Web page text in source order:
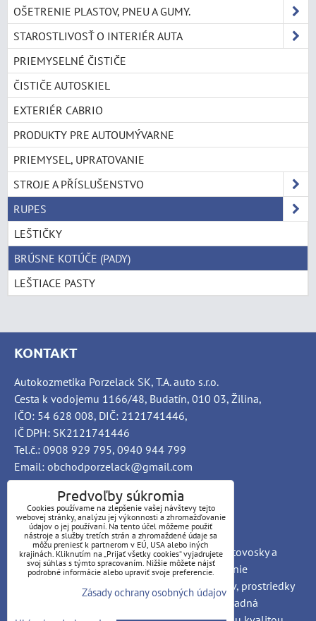
OŠETRENIE PLASTOV, PNEU A GUMY.
STAROSTLIVOSŤ O INTERIÉR AUTA
PRIEMYSELNÉ ČISTIČE
ČISTIČE AUTOSKIEL
EXTERIÉR CABRIO
PRODUKTY PRE AUTOUMÝVARNE
PRIEMYSEL, UPRATOVANIE
STROJE A PŘÍSLUŠENSTVO
RUPES
LEŠTIČKY
BRÚSNE KOTÚČE (PADY)
LEŠTIACE PASTY
KONTAKT
Autokozmetika Porzelack SK, T.A. auto s.r.o.
Cesta k vodojemu 1166/48, Budatín, 010 03, Žilina,
IČO: 54 628 008, DIČ: 2121741446,
IČ DPH: SK2121741446
Tel.č.: 0908 929 795, 0940 944 799
Email: obchodporzelack@gmail.com
INFO
PORZELACK SK Autochémia, car-detailing, autovosky a
brúsne pasty, čističe interiéru a exteriéru, čistenie
nákladných vozidiel, ošetrovanie automobilov, prostriedky
pre autoumyvárne a priemyselné objekty, výhradná
Predvoľby súkromia
Cookies používame na zlepšenie vašej návštevy tejto
webovej stránky, analýzu jej výkonnosti a zhromažďovanie
údajov o jej používaní. Na tento účel môžeme použiť
nástroje a služby tretích strán a zhromaždené údaje sa
môžu preniesť k partnerom v EÚ, USA alebo iných
krajinách. Kliknutím na „Prijať všetky cookies“ vyjadrujete
svoj súhlas s týmto spracovaním. Nižšie môžete nájsť
podrobné informácie alebo upraviť svoje preferencie.
Zásady ochrany osobných údajov